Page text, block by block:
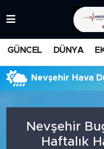
GÜNCEL DÜNYA
Nevşehir Hava
Nevşehir
Haftalık
FİNANS
Süper Lig Puan